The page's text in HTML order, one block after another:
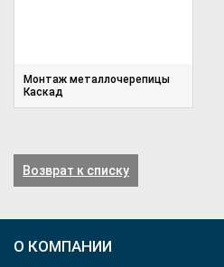
Монтаж металлочерепицы
Каскад
Возврат к списку
О КОМПАНИИ